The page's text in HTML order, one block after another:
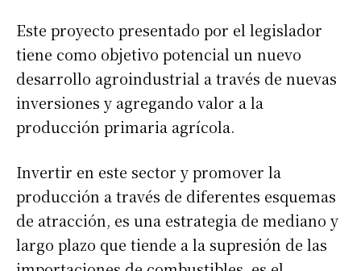
Este proyecto presentado por el legislador
tiene como objetivo potencial un nuevo
desarrollo agroindustrial a través de nuevas
inversiones y agregando valor a la
producción primaria agrícola.
Invertir en este sector y promover la
producción a través de diferentes esquemas
de atracción, es una estrategia de mediano y
largo plazo que tiende a la supresión de las